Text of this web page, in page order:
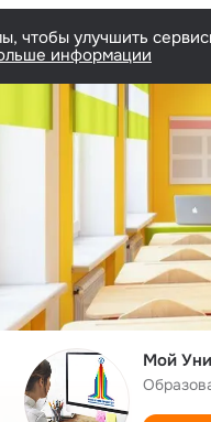
чтобы улучшить
информации
Мой